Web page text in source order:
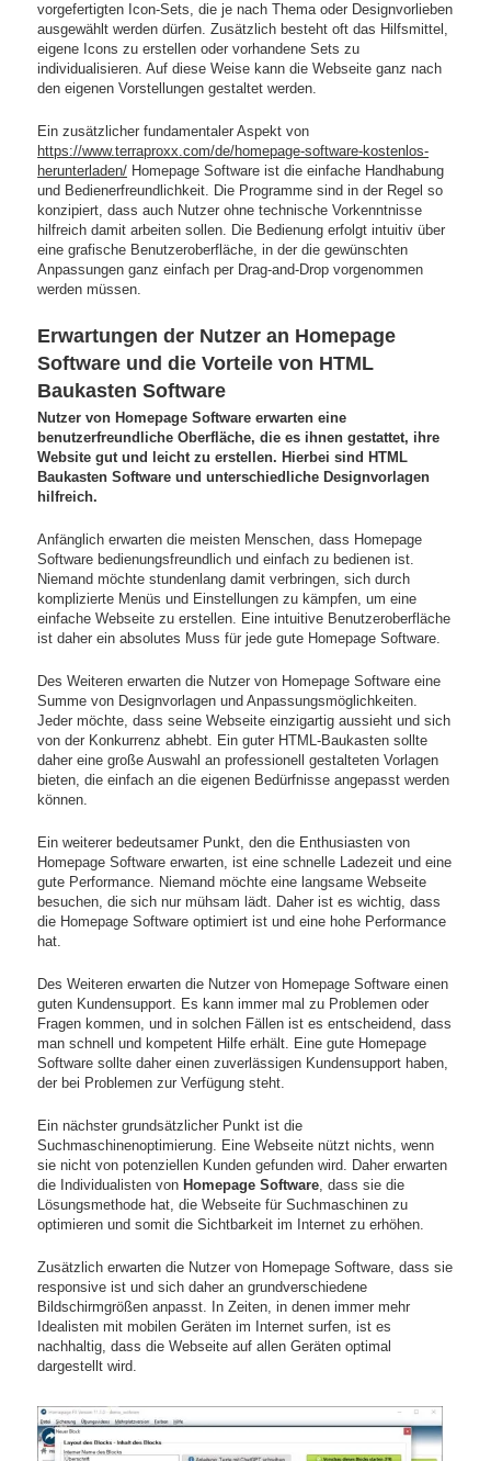
vorgefertigten Icon-Sets, die je nach Thema oder Designvorlieben
ausgewählt werden dürfen. Zusätzlich besteht oft das Hilfsmittel,
eigene Icons zu erstellen oder vorhandene Sets zu
individualisieren. Auf diese Weise kann die Webseite ganz nach
den eigenen Vorstellungen gestaltet werden.
Ein zusätzlicher fundamentaler Aspekt von
https://www.terraproxx.com/de/homepage-software-kostenlos-
herunterladen/ Homepage Software ist die einfache Handhabung
und Bedienerfreundlichkeit. Die Programme sind in der Regel so
konzipiert, dass auch Nutzer ohne technische Vorkenntnisse
hilfreich damit arbeiten sollen. Die Bedienung erfolgt intuitiv über
eine grafische Benutzeroberfläche, in der die gewünschten
Anpassungen ganz einfach per Drag-and-Drop vorgenommen
werden müssen.
Erwartungen der Nutzer an Homepage
Software und die Vorteile von HTML
Baukasten Software
Nutzer von Homepage Software erwarten eine
benutzerfreundliche Oberfläche, die es ihnen gestattet, ihre
Website gut und leicht zu erstellen. Hierbei sind HTML
Baukasten Software und unterschiedliche Designvorlagen
hilfreich.
Anfänglich erwarten die meisten Menschen, dass Homepage
Software bedienungsfreundlich und einfach zu bedienen ist.
Niemand möchte stundenlang damit verbringen, sich durch
komplizierte Menüs und Einstellungen zu kämpfen, um eine
einfache Webseite zu erstellen. Eine intuitive Benutzeroberfläche
ist daher ein absolutes Muss für jede gute Homepage Software.
Des Weiteren erwarten die Nutzer von Homepage Software eine
Summe von Designvorlagen und Anpassungsmöglichkeiten.
Jeder möchte, dass seine Webseite einzigartig aussieht und sich
von der Konkurrenz abhebt. Ein guter HTML-Baukasten sollte
daher eine große Auswahl an professionell gestalteten Vorlagen
bieten, die einfach an die eigenen Bedürfnisse angepasst werden
können.
Ein weiterer bedeutsamer Punkt, den die Enthusiasten von
Homepage Software erwarten, ist eine schnelle Ladezeit und eine
gute Performance. Niemand möchte eine langsame Webseite
besuchen, die sich nur mühsam lädt. Daher ist es wichtig, dass
die Homepage Software optimiert ist und eine hohe Performance
hat.
Des Weiteren erwarten die Nutzer von Homepage Software einen
guten Kundensupport. Es kann immer mal zu Problemen oder
Fragen kommen, und in solchen Fällen ist es entscheidend, dass
man schnell und kompetent Hilfe erhält. Eine gute Homepage
Software sollte daher einen zuverlässigen Kundensupport haben,
der bei Problemen zur Verfügung steht.
Ein nächster grundsätzlicher Punkt ist die
Suchmaschinenoptimierung. Eine Webseite nützt nichts, wenn
sie nicht von potenziellen Kunden gefunden wird. Daher erwarten
die Individualisten von Homepage Software, dass sie die
Lösungsmethode hat, die Webseite für Suchmaschinen zu
optimieren und somit die Sichtbarkeit im Internet zu erhöhen.
Zusätzlich erwarten die Nutzer von Homepage Software, dass sie
responsive ist und sich daher an grundverschiedene
Bildschirmgrößen anpasst. In Zeiten, in denen immer mehr
Idealisten mit mobilen Geräten im Internet surfen, ist es
nachhaltig, dass die Webseite auf allen Geräten optimal
dargestellt wird.